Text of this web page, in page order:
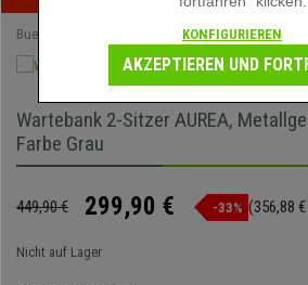
Buerostuhlpro Sitzbank für den
Wartebank 2-Sitzer AUREA,
Farbe Grau
449,90 € 299,90 € -33% (356,88
Nicht auf Lager
KONFIGURIEREN
AKZEPTIEREN UND